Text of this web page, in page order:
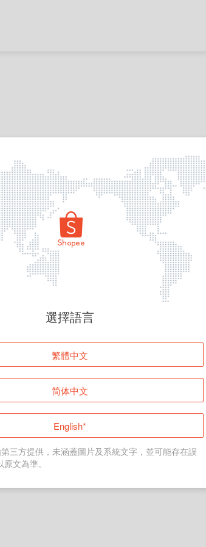
頁面無法顯示
登入
返回首頁
選擇語言
繁體中文
简体中文
English*
三方提供，未涵蓋圖片及系統文字，並可能存在誤
文為準。